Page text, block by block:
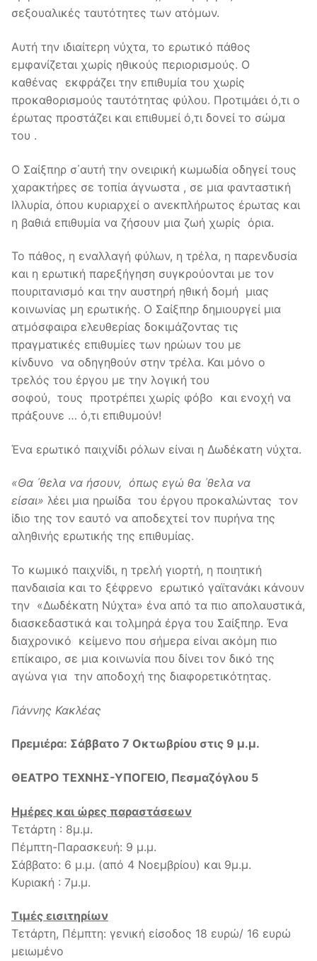
σεξουαλικές ταυτότητες των ατόμων.
Αυτή την ιδιαίτερη νύχτα, το ερωτικό πάθος
εμφανίζεται χωρίς ηθικούς περιορισμούς. Ο
καθένας εκφράζει την επιθυμία του χωρίς
προκαθορισμούς ταυτότητας φύλου. Προτιμάει ό,τι ο
έρωτας προστάζει και επιθυμεί ό,τι δονεί το σώμα
του .
Ο Σαίξπηρ σ΄αυτή την ονειρική κωμωδία οδηγεί τους
χαρακτήρες σε τοπία άγνωστα , σε μια φανταστική
Ιλλυρία, όπου κυριαρχεί ο ανεκπλήρωτος έρωτας και
η βαθιά επιθυμία να ζήσουν μια ζωή χωρίς όρια.
Το πάθος, η εναλλαγή φύλων, η τρέλα, η παρενδυσία
και η ερωτική παρεξήγηση συγκρούονται με τον
πουριτανισμό και την αυστηρή ηθική δομή μιας
κοινωνίας μη ερωτικής. Ο Σαίξπηρ δημιουργεί μια
ατμόσφαιρα ελευθερίας δοκιμάζοντας τις
πραγματικές επιθυμίες των ηρώων του με
κίνδυνο να οδηγηθούν στην τρέλα. Και μόνο ο
τρελός του έργου με την λογική του
σοφού, τους προτρέπει χωρίς φόβο και ενοχή να
πράξουνε … ό,τι επιθυμούν!
Ένα ερωτικό παιχνίδι ρόλων είναι η Δωδέκατη νύχτα.
«Θα ΄θελα να ήσουν, όπως εγώ θα ΄θελα να
είσαι» λέει μια ηρωίδα του έργου προκαλώντας τον
ίδιο της τον εαυτό να αποδεχτεί τον πυρήνα της
αληθινής ερωτικής της επιθυμίας.
Το κωμικό παιχνίδι, η τρελή γιορτή, η ποιητική
πανδαισία και το ξέφρενο ερωτικό γαϊτανάκι κάνουν
την «Δωδέκατη Νύχτα» ένα από τα πιο απολαυστικά,
διασκεδαστικά και τολμηρά έργα του Σαίξπηρ. Ένα
διαχρονικό κείμενο που σήμερα είναι ακόμη πιο
επίκαιρο, σε μια κοινωνία που δίνει τον δικό της
αγώνα για την αποδοχή της διαφορετικότητας.
Γιάννης Κακλέας
Πρεμιέρα: Σάββατο 7 Οκτωβρίου στις 9 μ.μ.
ΘΕΑΤΡΟ ΤΕΧΝΗΣ-ΥΠΟΓΕΙΟ, Πεσμαζόγλου 5
Ημέρες και ώρες παραστάσεων
Τετάρτη : 8μ.μ.
Πέμπτη-Παρασκευή: 9 μ.μ.
Σάββατο: 6 μ.μ. (από 4 Νοεμβρίου) και 9μ.μ.
Κυριακή : 7μ.μ.
Τιμές εισιτηρίων
Τετάρτη, Πέμπτη: γενική είσοδος 18 ευρώ/ 16 ευρώ
μειωμένο